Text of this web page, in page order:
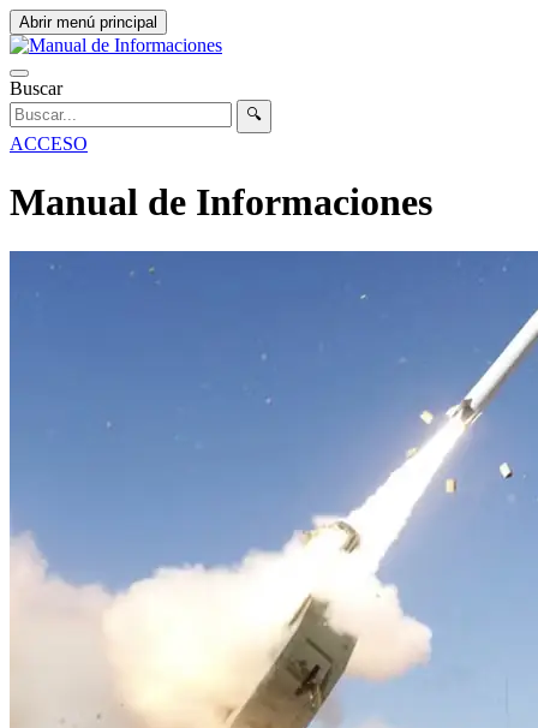
Abrir menú principal
Buscar
🔍
ACCESO
Manual de Informaciones